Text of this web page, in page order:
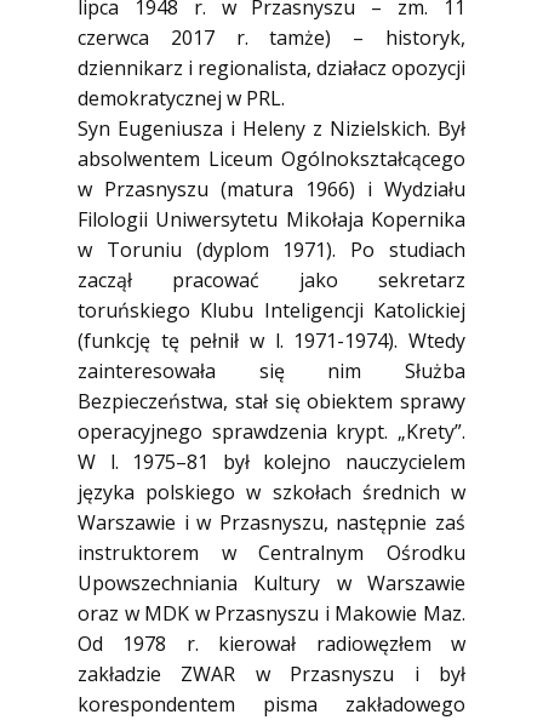
lipca 1948 r. w Przasnyszu – zm. 11
czerwca 2017 r. tamże) – historyk,
dziennikarz i regionalista, działacz opozycji
demokratycznej w PRL.
Syn Eugeniusza i Heleny z Nizielskich. Był
absolwentem Liceum Ogólnokształcącego
w Przasnyszu (matura 1966) i Wydziału
Filologii Uniwersytetu Mikołaja Kopernika
w Toruniu (dyplom 1971). Po studiach
zaczął pracować jako sekretarz
toruńskiego Klubu Inteligencji Katolickiej
(funkcję tę pełnił w l. 1971-1974). Wtedy
zainteresowała się nim Służba
Bezpieczeństwa, stał się obiektem sprawy
operacyjnego sprawdzenia krypt. „Krety”.
W l. 1975–81 był kolejno nauczycielem
języka polskiego w szkołach średnich w
Warszawie i w Przasnyszu, następnie zaś
instruktorem w Centralnym Ośrodku
Upowszechniania Kultury w Warszawie
oraz w MDK w Przasnyszu i Makowie Maz.
Od 1978 r. kierował radiowęzłem w
zakładzie ZWAR w Przasnyszu i był
korespondentem pisma zakładowego